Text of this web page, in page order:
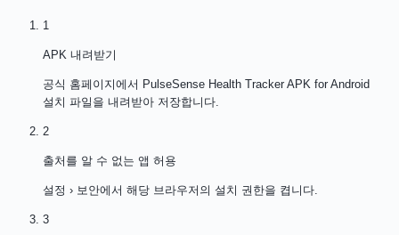
1
APK 내려받기
공식 홈페이지에서 PulseSense Health Tracker APK for Android
설치 파일을 내려받아 저장합니다.
2
출처를 알 수 없는 앱 허용
설정 › 보안에서 해당 브라우저의 설치 권한을 켭니다.
3